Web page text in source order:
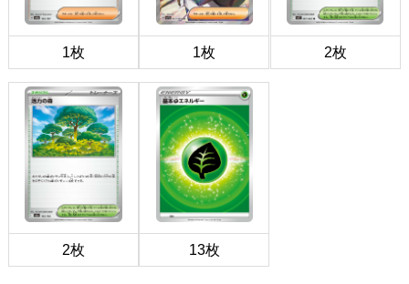
1枚 1枚 2枚
2枚 13枚